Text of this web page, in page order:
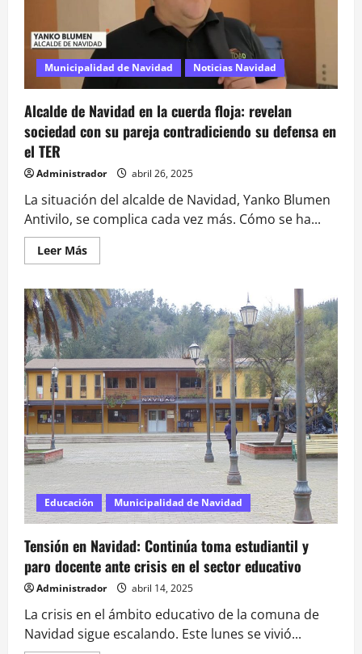
destacando
gestión,
avances
comunales
y
reconocimiento
a
vecinos
Municipalidad de Navidad Noticias Navidad
Alcalde de Navidad en la cuerda floja: revelan
sociedad con su pareja contradiciendo su defensa en
el TER
Administrador abril 26, 2025
La situación del alcalde de Navidad, Yanko Blumen
Antivilo, se complica cada vez más. Cómo se ha...
Leer MásLeer
más
Alcalde
de
Navidad
en
la
cuerda
floja:
revelan
sociedad
con
su
pareja
contradiciendo
su
defensa
en
TER
Educación Municipalidad de Navidad
Tensión en Navidad: Continúa toma estudiantil y
paro docente ante crisis en el sector educativo
Administrador abril 14, 2025
La crisis en el ámbito educativo de la comuna de
Navidad sigue escalando. Este lunes se vivió...